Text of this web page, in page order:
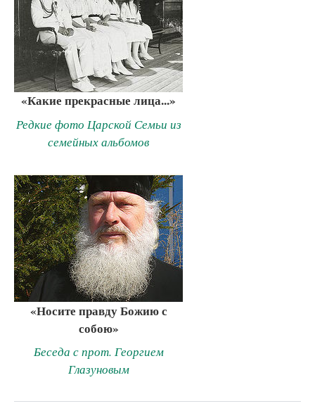
«Какие прекрасные лица...»
Редкие фото Царской Семьи из
семейных альбомов
«Носите правду Божию с
собою»
Беседа с прот. Георгием
Глазуновым